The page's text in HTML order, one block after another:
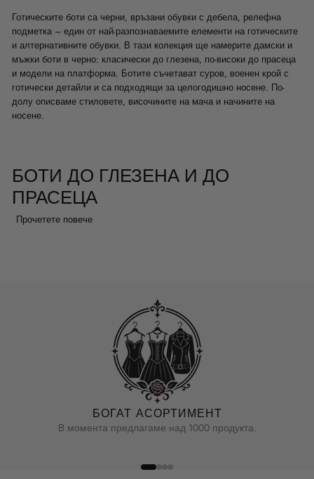
Готическите боти са черни, връзани обувки с дебела, релефна
подметка – един от най-разпознаваемите елементи на готическите
и алтернативните обувки. В тази колекция ще намерите дамски и
мъжки боти в черно: класически до глезена, по-високи до прасеца
и модели на платформа. Ботите съчетават суров, военен крой с
готически детайли и са подходящи за целогодишно носене. По-
долу описваме стиловете, височините на мача и начините на
носене.
БОТИ ДО ГЛЕЗЕНА И ДО
ПРАСЕЦА
добре обувката се задържа под панталон, вкаран в маха.
ГОТИЧЕСКИ БОТИ НА
ПЛАТФОРМА
Ботите на платформа съчетават военен крой с дебела, повдигната
подметка. Добавят височина и засилват готическия характер,
всичко височина, вижте и по-широкия избор в колекцията
Прочетете повече
БОГАТ АСОРТИМЕНТ
В момента предлагаме над 1000 продукта.